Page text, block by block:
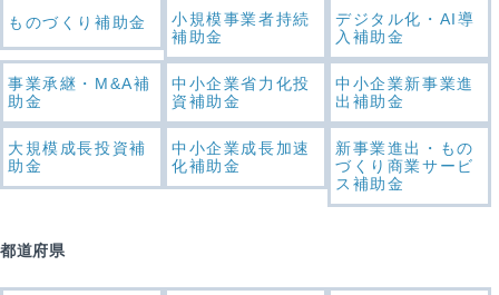
ものづくり補助金
小規模事業者持続
補助金
デジタル化・AI導
入補助金
事業承継・M&A補
助金
中小企業省力化投
資補助金
中小企業新事業進
出補助金
大規模成長投資補
助金
中小企業成長加速
化補助金
新事業進出・もの
づくり商業サービ
ス補助金
都道府県